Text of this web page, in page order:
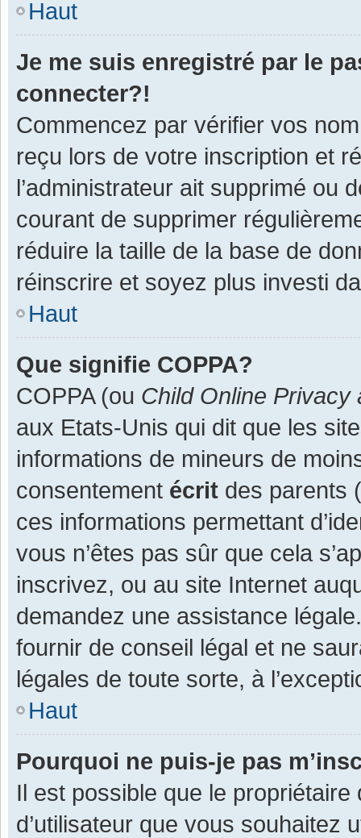
Haut
Je me suis enregistré par le
connecter?!
Commencez par vérifier vos
reçu lors de votre inscription et
l’administrateur ait supprimé ou
courant de supprimer
réduire la taille de la base de
réinscrire et soyez plus investi
Haut
Que signifie COPPA?
COPPA (ou Child Online Privacy
aux Etats-Unis qui dit que les
informations de mineurs de
consentement écrit des parents
ces informations permettant
vous n’êtes pas sûr que cela
inscrivez, ou au site Internet
demandez une assistance
fournir de conseil légal et ne
légales de toute sorte, à
Haut
Pourquoi ne puis-je pas
Il est possible que le
d’utilisateur que vous souhaitez